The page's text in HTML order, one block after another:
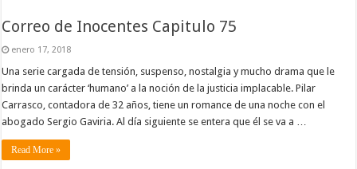
Correo de Inocentes Capitulo 75
enero 17, 2018
Una serie cargada de tensión, suspenso, nostalgia y mucho drama que le
brinda un carácter ‘humano’ a la noción de la justicia implacable. Pilar
Carrasco, contadora de 32 años, tiene un romance de una noche con el
abogado Sergio Gaviria. Al día siguiente se entera que él se va a …
Read More »